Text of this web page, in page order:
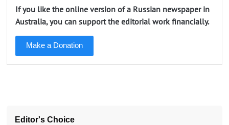
If you like the online version of a Russian newspaper in
Australia, you can support the editorial work financially.
Make a Donation
Editor's Choice